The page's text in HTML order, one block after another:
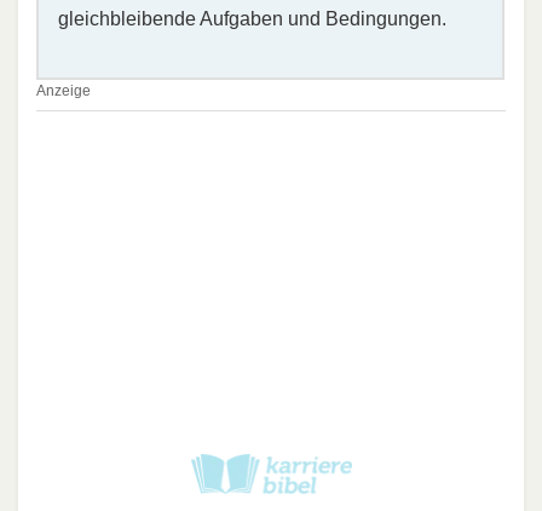
gleichbleibende Aufgaben und Bedingungen.
Anzeige